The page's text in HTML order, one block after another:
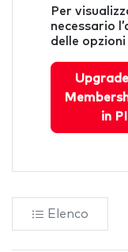
Per
necessario
delle
in
Elenco